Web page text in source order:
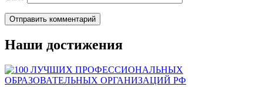
Наши достижения